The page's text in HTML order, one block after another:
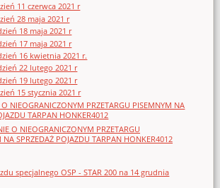
11 czerwca 2021 r
28 maja 2021 r
18 maja 2021 r
17 maja 2021 r
16 kwietnia 2021 r.
22 lutego 2021 r
19 lutego 2021 r
15 stycznia 2021 r
NIEOGRANICZONYM PRZETARGU PISEMNYM NA
TARPAN HONKER4012
O NIEOGRANICZONYM PRZETARGU
NA SPRZEDAŻ POJAZDU TARPAN HONKER4012
specjalnego OSP - STAR 200 na 14 grudnia